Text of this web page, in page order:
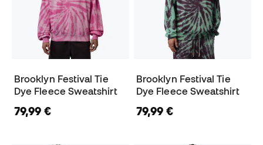
Brooklyn Festival Tie
Dye Fleece Sweatshirt
79,99 €
Brooklyn Festival Tie
Dye Fleece Sweatshirt
79,99 €